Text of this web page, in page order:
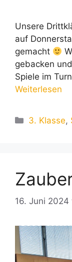
Unsere
auf
gemacht
gebacken
Spiele im
Weiterlesen
Kategorien
3. Klasse,
16. Juni 2024